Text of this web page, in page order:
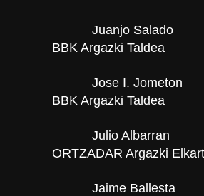
Juanjo Salado
BBK Argazki Taldea
Jose I. Jometon
BBK Argazki Taldea
Julio Albarran
ORTZADAR Argazki
Jaime Ballesta